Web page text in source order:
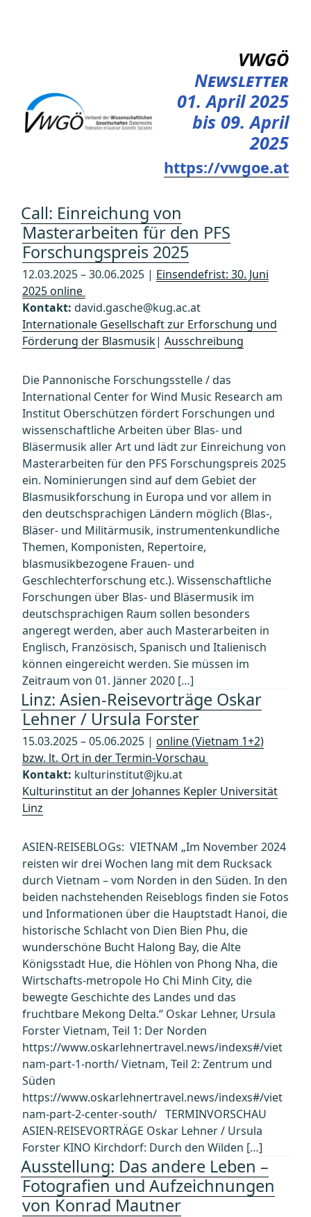
VWGÖ
Newsletter
01. April 2025
bis 09. April
2025
https://vwgoe.at
Call: Einreichung von
Masterarbeiten für den PFS
Forschungspreis 2025
12.03.2025 – 30.06.2025 | Einsendefrist: 30. Juni
2025 online
Kontakt: david.gasche@kug.ac.at
Internationale Gesellschaft zur Erforschung und
Förderung der Blasmusik| Ausschreibung
Die Pannonische Forschungsstelle / das
International Center for Wind Music Research am
Institut Oberschützen fördert Forschungen und
wissenschaftliche Arbeiten über Blas- und
Bläsermusik aller Art und lädt zur Einreichung von
Masterarbeiten für den PFS Forschungspreis 2025
ein. Nominierungen sind auf dem Gebiet der
Blasmusikforschung in Europa und vor allem in
den deutschsprachigen Ländern möglich (Blas-,
Bläser- und Militärmusik, instrumentenkundliche
Themen, Komponisten, Repertoire,
blasmusikbezogene Frauen- und
Geschlechterforschung etc.). Wissenschaftliche
Forschungen über Blas- und Bläsermusik im
deutschsprachigen Raum sollen besonders
angeregt werden, aber auch Masterarbeiten in
Englisch, Französisch, Spanisch und Italienisch
können eingereicht werden. Sie müssen im
Zeitraum von 01. Jänner 2020 […]
Linz: Asien-Reisevorträge Oskar
Lehner / Ursula Forster
15.03.2025 – 05.06.2025 | online (Vietnam 1+2)
bzw. lt. Ort in der Termin-Vorschau
Kontakt: kulturinstitut@jku.at
Kulturinstitut an der Johannes Kepler Universität
Linz
ASIEN-REISEBLOGs: VIETNAM „Im November 2024
reisten wir drei Wochen lang mit dem Rucksack
durch Vietnam – vom Norden in den Süden. In den
beiden nachstehenden Reiseblogs finden sie Fotos
und Informationen über die Hauptstadt Hanoi, die
historische Schlacht von Dien Bien Phu, die
wunderschöne Bucht Halong Bay, die Alte
Königsstadt Hue, die Höhlen von Phong Nha, die
Wirtschafts-metropole Ho Chi Minh City, die
bewegte Geschichte des Landes und das
fruchtbare Mekong Delta.“ Oskar Lehner, Ursula
Forster Vietnam, Teil 1: Der Norden
https://www.oskarlehnertravel.news/indexs#/viet
nam-part-1-north/ Vietnam, Teil 2: Zentrum und
Süden
https://www.oskarlehnertravel.news/indexs#/viet
nam-part-2-center-south/ TERMINVORSCHAU
ASIEN-REISEVORTRÄGE Oskar Lehner / Ursula
Forster KINO Kirchdorf: Durch den Wilden […]
Ausstellung: Das andere Leben –
Fotografien und Aufzeichnungen
von Konrad Mautner